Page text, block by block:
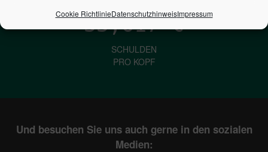
Cookie RichtlinieDatenschutzhinweisImpressum
33,617€
SCHULDEN
PRO KOPF
Und besuchen Sie uns auch gerne in den sozialen
Medien: